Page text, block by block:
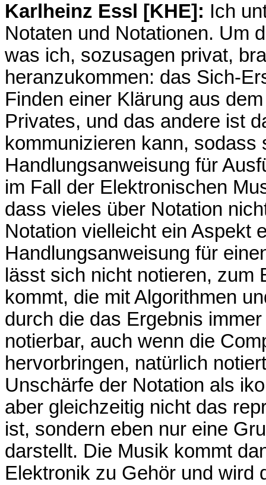
Karlheinz Essl [KHE]: Ich
Notaten und Notationen. Um
was ich, sozusagen privat,
heranzukommen: das Sich-
Finden einer Klärung aus
Privates, und das andere ist
kommunizieren kann, sodass
Handlungsanweisung für
im Fall der Elektronischen
dass vieles über Notation
Notation vielleicht ein Aspekt
Handlungsanweisung für
lässt sich nicht notieren,
kommt, die mit Algorithmen
durch die das Ergebnis
notierbar, auch wenn die
hervorbringen, natürlich
Unschärfe der Notation als
aber gleichzeitig nicht das
ist, sondern eben nur eine
darstellt. Die Musik kommt
Elektronik zu Gehör und wird